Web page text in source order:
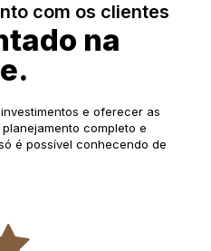
com os clientes
na
e oferecer as
completo e
é possível conhecendo de